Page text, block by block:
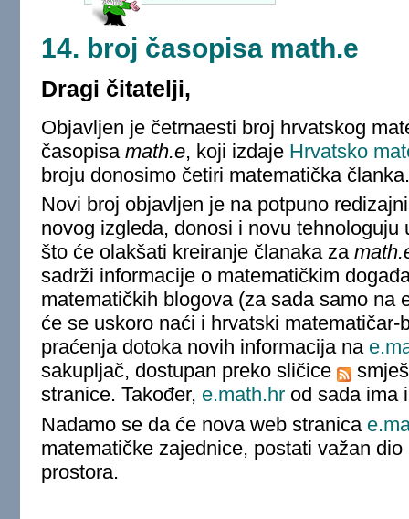
14. broj časopisa math.e
Dragi čitatelji,
Objavljen je četrnaesti broj hrvatskog
časopisa math.e, koji izdaje Hrvatsko
broju donosimo četiri matematička članka.
Novi broj objavljen je na potpuno
novog izgleda, donosi i novu
što će olakšati kreiranje članaka za
sadrži informacije o matematičkim
matematičkih blogova (za sada samo na
će se uskoro naći i hrvatski matematičar-
praćenja dotoka novih informacija na
sakupljač, dostupan preko sličice
stranice. Također, e.math.hrod sada ima
Nadamo se da će nova web stranica
matematičke zajednice, postati važan
prostora.